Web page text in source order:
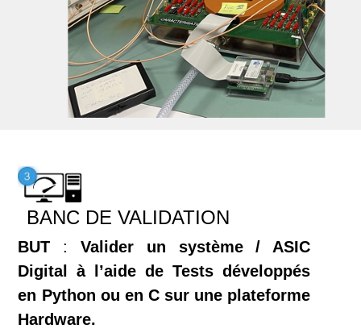
BANC DE VALIDATION
BUT :Valider un système/ ASIC
Digital à l’aide de Tests développés
en Python ou en C sur une plateforme
Hardware.